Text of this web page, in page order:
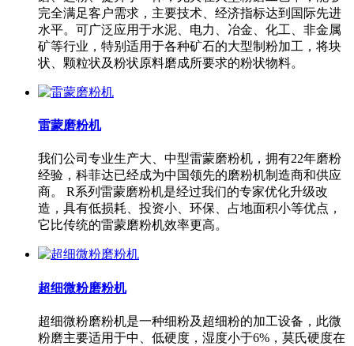
完全满足客户需求，主要技术、经济指标达到国际先进
水平。可广泛应用于水泥、电力、冶金、化工、非金属
矿等行业，特别适用于各种矿石的大型制粉加工，将块
状、颗粒状及粉状原料磨成所要求的粉状物料。
雷蒙磨粉机
我们公司专业生产大、中型雷蒙磨粉机，拥有22年磨粉
经验，科菲达已经成为中国领先的磨粉机制造商和供应
商。 R系列雷蒙磨粉机是经过我们的专家优化升级改
造，具有低损耗、投资小、环保、占地面积小等优点，
它比传统的雷蒙磨粉机效率更高。
超细微粉磨粉机
超细微粉磨粉机是一种细粉及超细粉的加工设备，此微
粉磨主要适用于中、低硬度，湿度小于6%，莫氏硬度在